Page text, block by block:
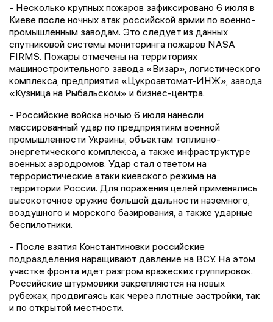
- Несколько крупных пожаров зафиксировано 6 июля в
Киеве после ночных атак российской армии по военно-
промышленным заводам. Это следует из данных
спутниковой системы мониторинга пожаров NASA
FIRMS. Пожары отмечены на территориях
машиностроительного завода «Визар», логистического
комплекса, предприятия «Цукроавтомат-ИНЖ», завода
«Кузница на Рыбальском» и бизнес-центра.
- Российские войска ночью 6 июля нанесли
массированный удар по предприятиям военной
промышленности Украины, объектам топливно-
энергетического комплекса, а также инфраструктуре
военных аэродромов. Удар стал ответом на
террористические атаки киевского режима на
территории России. Для поражения целей применялись
высокоточное оружие большой дальности наземного,
воздушного и морского базирования, а также ударные
беспилотники.
- После взятия Константиновки российские
подразделения наращивают давление на ВСУ. На этом
участке фронта идет разгром вражеских группировок.
Российские штурмовики закрепляются на новых
рубежах, продвигаясь как через плотные застройки, так
и по открытой местности.